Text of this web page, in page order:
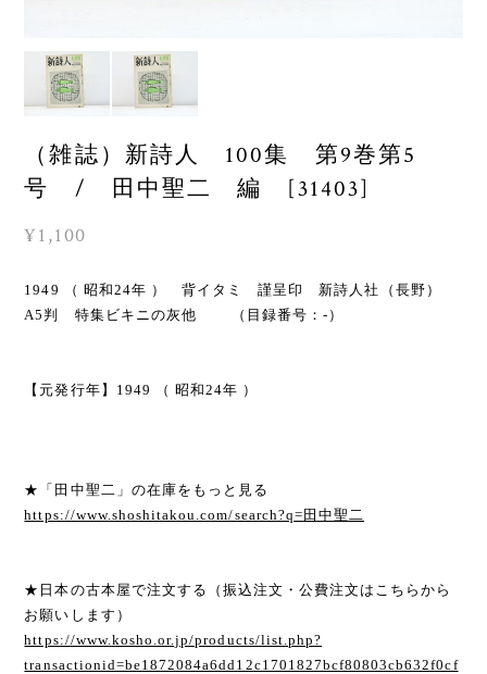
（雑誌）新詩人 100集 第9巻第5
号 / 田中聖二 編 [31403]
¥1,100
1949 （ 昭和24年 ） 背イタミ 謹呈印 新詩人社（長野）
A5判 特集ビキニの灰他 （目録番号：-）
【元発行年】1949 （ 昭和24年 ）
★「田中聖二」の在庫をもっと見る
https://www.shoshitakou.com/search?q=田中聖二
★日本の古本屋で注文する（振込注文・公費注文はこちらから
お願いします）
https://www.kosho.or.jp/products/list.php?
transactionid=be1872084a6dd12c1701827bcf80803cb632f0cf